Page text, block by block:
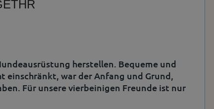
herstellen. Bequeme und
war der Anfang und Grund,
Für unsere vierbeinigen Freunde ist nur